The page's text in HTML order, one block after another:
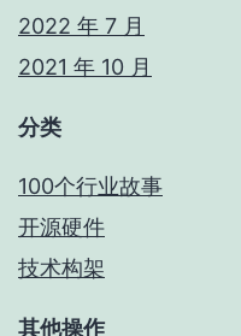
2022 年 7 月
2021 年 10 月
分类
100个行业故事
开源硬件
技术构架
其他操作